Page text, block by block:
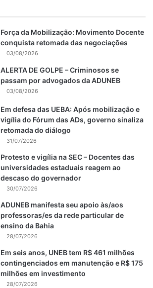
Força da Mobilização: Movimento Docente
conquista retomada das negociações
03/08/2026
ALERTA DE GOLPE – Criminosos se
passam por advogados da ADUNEB
03/08/2026
Em defesa das UEBA: Após mobilização e
vigília do Fórum das ADs, governo sinaliza
retomada do diálogo
31/07/2026
Protesto e vigília na SEC – Docentes das
universidades estaduais reagem ao
descaso do governador
30/07/2026
ADUNEB manifesta seu apoio às/aos
professoras/es da rede particular de
ensino da Bahia
28/07/2026
Em seis anos, UNEB tem R$ 461 milhões
contingenciados em manutenção e R$ 175
milhões em investimento
28/07/2026